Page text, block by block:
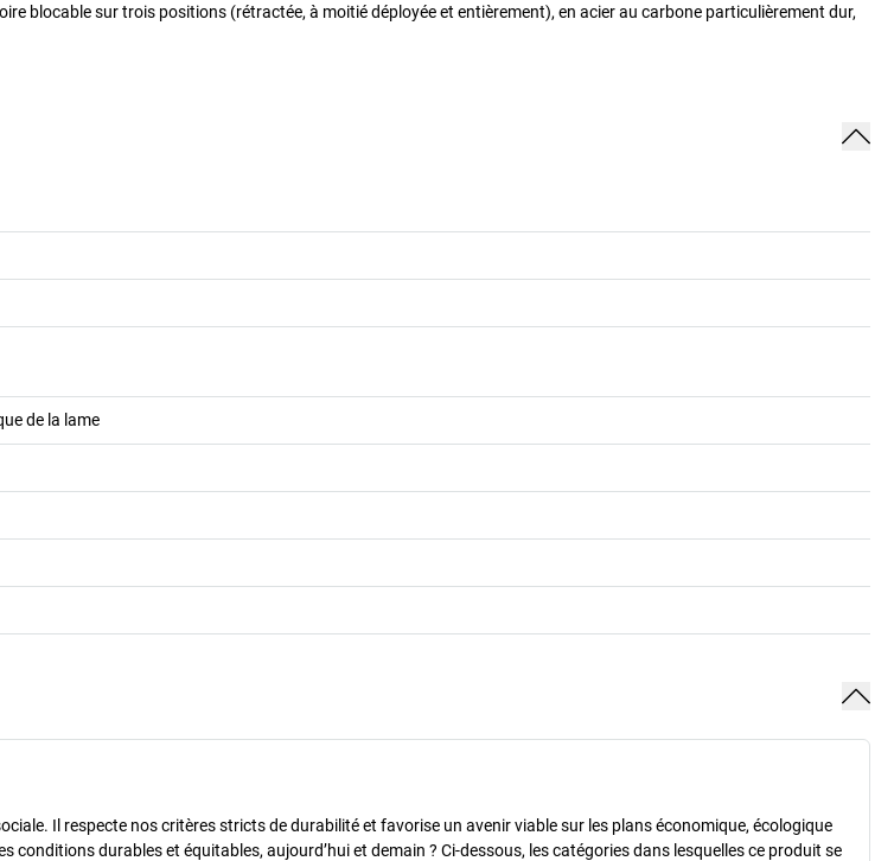
blocable sur trois positions (rétractée, à moitié déployée et entièrement), en acier au carbone particulièrement dur,
de la lame
Il respecte nos critères stricts de durabilité et favorise un avenir viable sur les plans économique, écologique
durables et équitables, aujourd’hui et demain ? Ci-dessous, les catégories dans lesquelles ce produit se